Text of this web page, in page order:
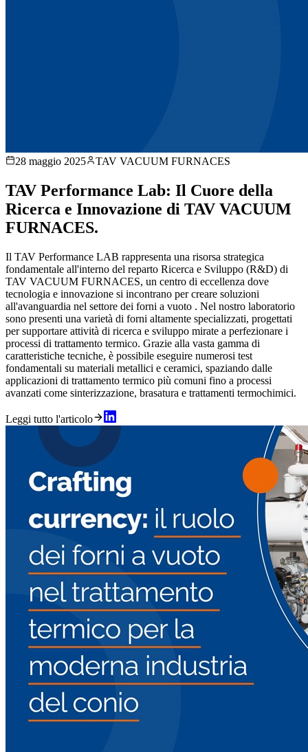
28 maggio 2025 TAV VACUUM FURNACES
TAV Performance Lab: Il Cuore della
Ricerca e Innovazione di TAV VACUUM
FURNACES.
Il TAV Performance LAB rappresenta una risorsa strategica
fondamentale all'interno del reparto Ricerca e Sviluppo (R&D) di
TAV VACUUM FURNACES, un centro di eccellenza dove
tecnologia e innovazione si incontrano per creare soluzioni
all'avanguardia nel settore dei forni a vuoto . Nel nostro laboratorio
sono presenti una varietà di forni altamente specializzati, progettati
per supportare attività di ricerca e sviluppo mirate a perfezionare i
processi di trattamento termico. Grazie alla vasta gamma di
caratteristiche tecniche, è possibile eseguire numerosi test
fondamentali su materiali metallici e ceramici, spaziando dalle
applicazioni di trattamento termico più comuni fino a processi
avanzati come sinterizzazione, brasatura e trattamenti termochimici.
Leggi tutto l'articolo